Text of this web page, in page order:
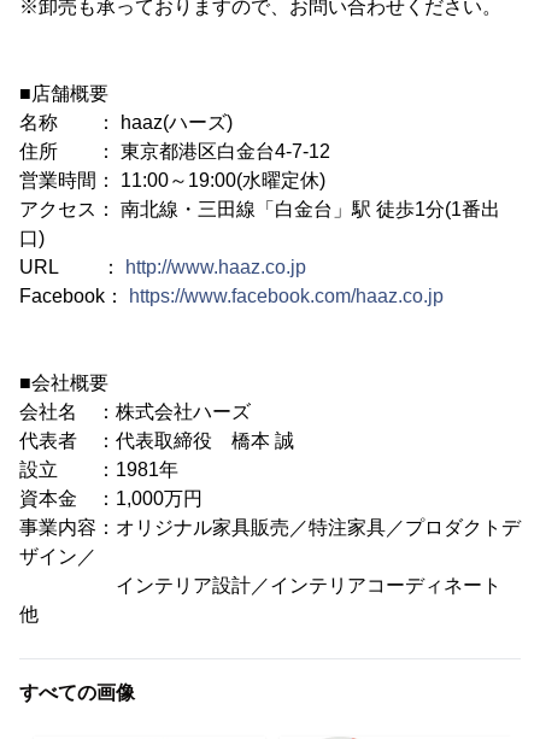
※卸売も承っておりますので、お問い合わせください。
■店舗概要
名称 ： haaz(ハーズ)
住所 ： 東京都港区白金台4-7-12
営業時間： 11:00～19:00(水曜定休)
アクセス： 南北線・三田線「白金台」駅 徒歩1分(1番出
口)
URL ：
http://www.haaz.co.jp
Facebook：
https://www.facebook.com/haaz.co.jp
■会社概要
会社名 ：株式会社ハーズ
代表者 ：代表取締役 橋本 誠
設立 ：1981年
資本金 ：1,000万円
事業内容：オリジナル家具販売／特注家具／プロダクトデ
ザイン／
インテリア設計／インテリアコーディネート
他
すべての画像